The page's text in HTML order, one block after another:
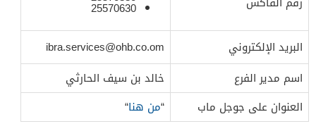
25570630
البريد الإلكتروني
ibra.services@ohb.co.om
اسم مدير الفرع
خالد بن سيف الحارثي
العنوان على جوجل ماب
“من هنا“